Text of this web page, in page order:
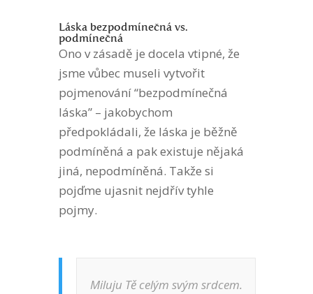
Láska bezpodmínečná vs.
podmínečná
Ono v zásadě je docela vtipné, že
jsme vůbec museli vytvořit
pojmenování “bezpodmínečná
láska” – jakobychom
předpokládali, že láska je běžně
podmíněná a pak existuje nějaká
jiná, nepodmíněná. Takže si
pojďme ujasnit nejdřív tyhle
pojmy.
Miluju Tě celým svým srdcem.